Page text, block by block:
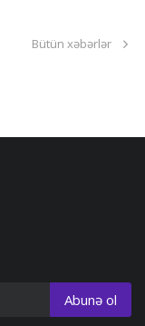
Bütün xəbərlər
Abunə ol